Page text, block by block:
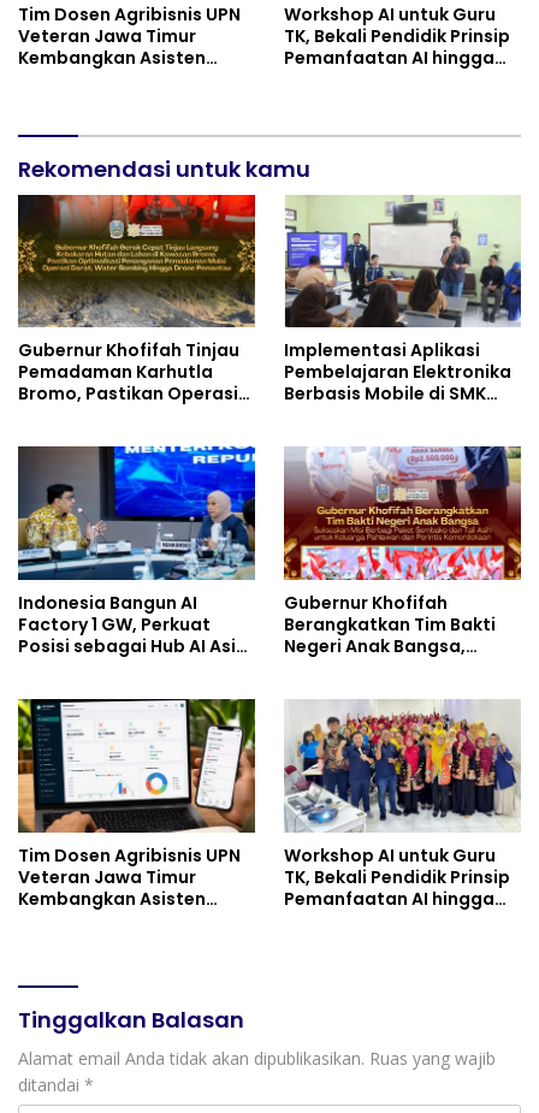
Tim Dosen Agribisnis UPN
Veteran Jawa Timur
Kembangkan Asisten
Workshop AI untuk Guru
TK, Bekali Pendidik Prinsip
Pemanfaatan AI hingga
Rekomendasi untuk kamu
Gubernur Khofifah Tinjau
Pemadaman Karhutla
Bromo, Pastikan Operasi
Implementasi Aplikasi
Pembelajaran Elektronika
Berbasis Mobile di SMK
dan Inovasi Pembelajaran
Indonesia Bangun AI
Factory 1 GW, Perkuat
Posisi sebagai Hub AI Asia
Gubernur Khofifah
Berangkatkan Tim Bakti
Negeri Anak Bangsa,
dan Perintis Kemerdekaan
Tim Dosen Agribisnis UPN
Veteran Jawa Timur
Kembangkan Asisten
Workshop AI untuk Guru
TK, Bekali Pendidik Prinsip
Pemanfaatan AI hingga
Tinggalkan Balasan
Alamat email Anda tidak akan dipublikasikan. Ruas yang wajib
ditandai *